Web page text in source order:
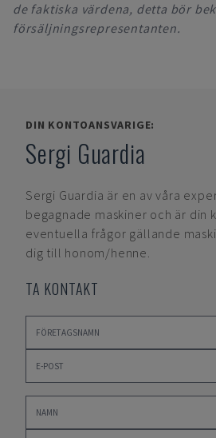
de faktiska värdena, detta bör
försäljningsrepresentanten.
DIN KONTOANSVARIGE:
Sergi Guardia
Sergi Guardia är en av våra
begagnade maskiner och är din
eventuella frågor gällande
dig till honom/henne.
TA KONTAKT